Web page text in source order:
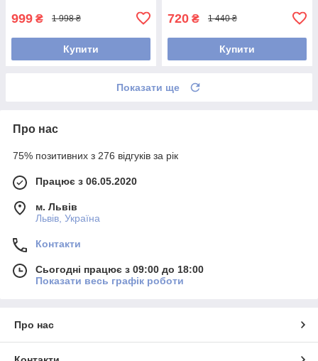
999 ₴ 1 998 ₴
Купити
720 ₴ 1 440 ₴
Купити
Показати ще
Про нас
75% позитивних з 276 відгуків за рік
Працює з 06.05.2020
м. Львів
Львів, Україна
Контакти
Сьогодні працює з 09:00 до 18:00
Показати весь графік роботи
Про нас